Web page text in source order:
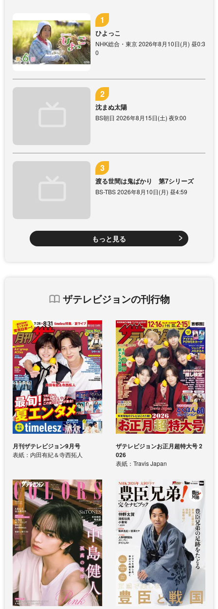
ひよっこ
NHK総合・東京 2026年8月10日(月) 昼0:3
0
沈まぬ太陽
BS朝日 2026年8月15日(土) 夜9:00
渡る世間は鬼ばかり 第7シリーズ
BS-TBS 2026年8月10日(月) 昼4:59
もっと見る
ザテレビジョンの刊行物
月刊ザテレビジョン9月号
表紙：内田有紀＆寺西拓人
ザテレビジョンお正月超特大号 2
026
表紙：Travis Japan